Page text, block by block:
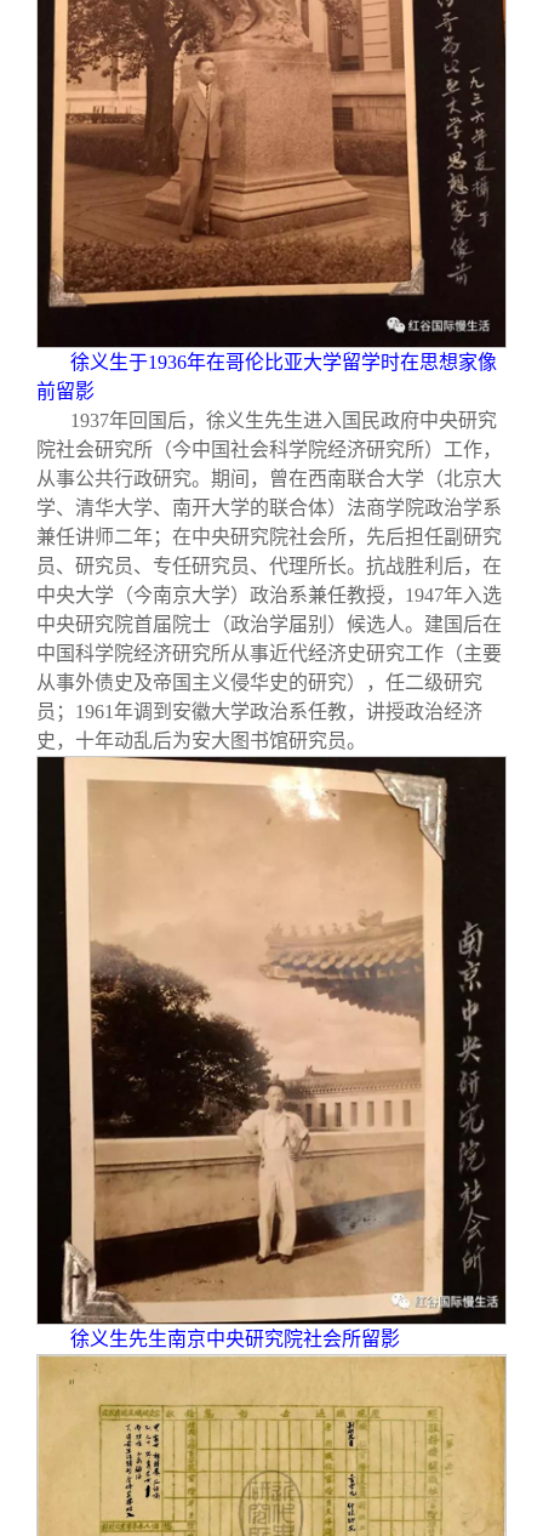
徐义生于1936年在哥伦比亚大学留学时在思想家像
前留影
1937年回国后，徐义生先生进入国民政府中央研究
院社会研究所（今中国社会科学院经济研究所）工作，
从事公共行政研究。期间，曾在西南联合大学（北京大
学、清华大学、南开大学的联合体）法商学院政治学系
兼任讲师二年；在中央研究院社会所，先后担任副研究
员、研究员、专任研究员、代理所长。抗战胜利后，在
中央大学（今南京大学）政治系兼任教授，1947年入选
中央研究院首届院士（政治学届别）候选人。建国后在
中国科学院经济研究所从事近代经济史研究工作（主要
从事外债史及帝国主义侵华史的研究），任二级研究
员；1961年调到安徽大学政治系任教，讲授政治经济
史，十年动乱后为安大图书馆研究员。
徐义生先生南京中央研究院社会所留影